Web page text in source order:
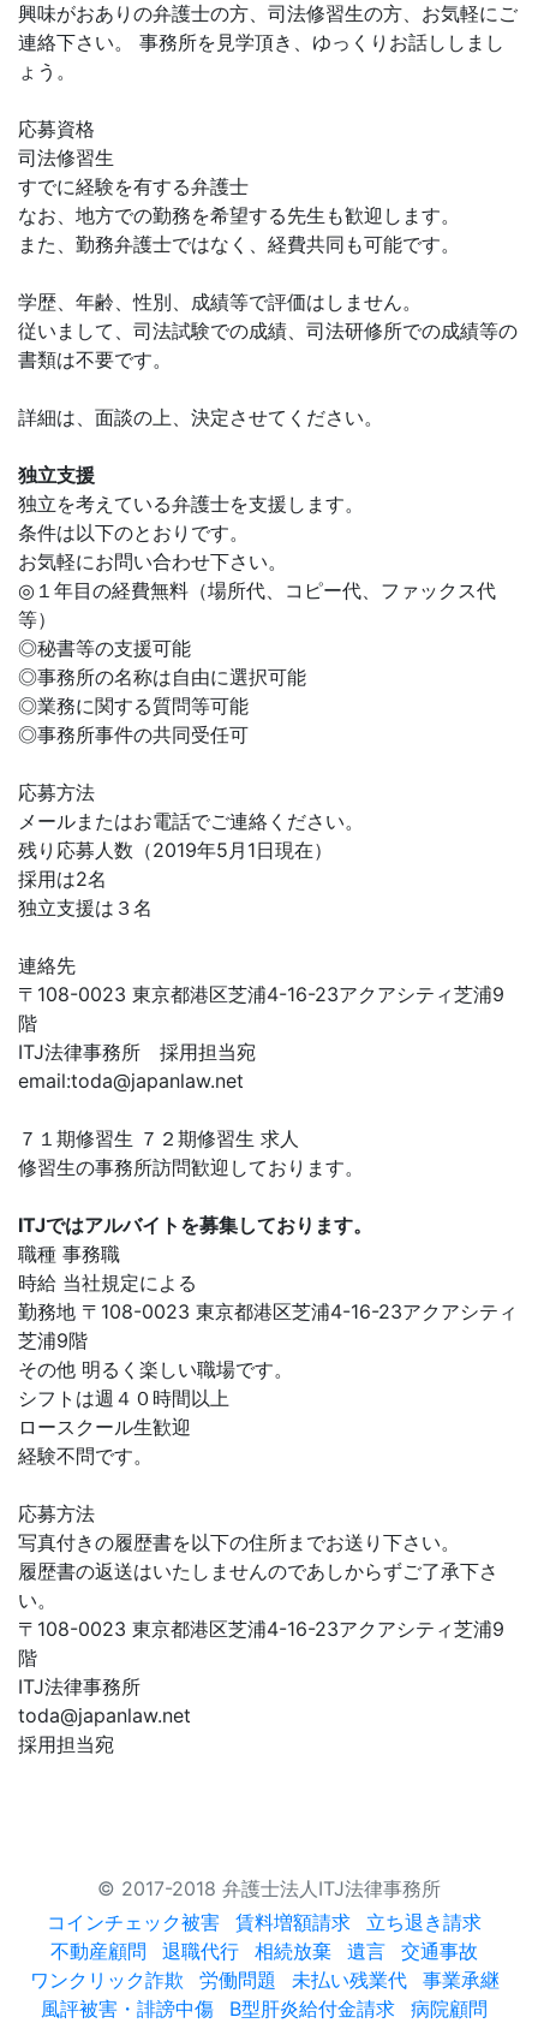
興味がおありの弁護士の方、司法修習生の方、お気軽にご
連絡下さい。 事務所を見学頂き、ゆっくりお話ししまし
ょう。
応募資格
司法修習生
すでに経験を有する弁護士
なお、地方での勤務を希望する先生も歓迎します。
また、勤務弁護士ではなく、経費共同も可能です。
学歴、年齢、性別、成績等で評価はしません。
従いまして、司法試験での成績、司法研修所での成績等の
書類は不要です。
詳細は、面談の上、決定させてください。
独立支援
独立を考えている弁護士を支援します。
条件は以下のとおりです。
お気軽にお問い合わせ下さい。
◎１年目の経費無料（場所代、コピー代、ファックス代
等）
◎秘書等の支援可能
◎事務所の名称は自由に選択可能
◎業務に関する質問等可能
◎事務所事件の共同受任可
応募方法
メールまたはお電話でご連絡ください。
残り応募人数（2019年5月1日現在）
採用は2名
独立支援は３名
連絡先
〒108-0023 東京都港区芝浦4-16-23アクアシティ芝浦9
階
ITJ法律事務所 採用担当宛
email:toda@japanlaw.net
７１期修習生 ７２期修習生 求人
修習生の事務所訪問歓迎しております。
ITJではアルバイトを募集しております。
職種 事務職
時給 当社規定による
勤務地 〒108-0023 東京都港区芝浦4-16-23アクアシティ
芝浦9階
その他 明るく楽しい職場です。
シフトは週４０時間以上
ロースクール生歓迎
経験不問です。
応募方法
写真付きの履歴書を以下の住所までお送り下さい。
履歴書の返送はいたしませんのであしからずご了承下さ
い。
〒108-0023 東京都港区芝浦4-16-23アクアシティ芝浦9
階
ITJ法律事務所
toda@japanlaw.net
採用担当宛
© 2017-2018 弁護士法人ITJ法律事務所
コインチェック被害
賃料増額請求
立ち退き請求
不動産顧問
退職代行 相続放棄 遺言
交通事故
ワンクリック詐欺
労働問題 未払い残業代
事業承継
風評被害・誹謗中傷
B型肝炎給付金請求 病院顧問